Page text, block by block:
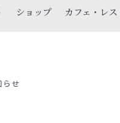
ショップ カフェ・レ
せ